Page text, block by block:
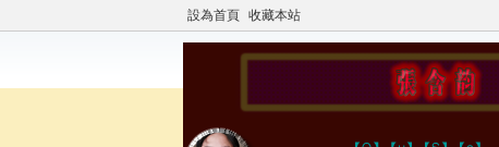
設為首頁 收藏本站